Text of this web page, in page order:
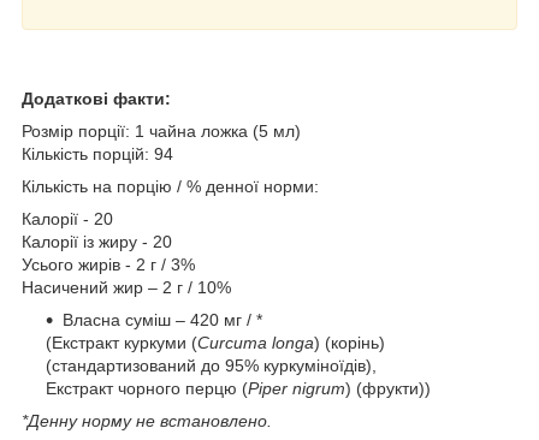
Додаткові факти:
Розмір порції: 1 чайна ложка (5 мл)
Кількість порцій: 94
Кількість на порцію / % денної норми:
Калорії - 20
Калорії із жиру - 20
Усього жирів - 2 г / 3%
Насичений жир – 2 г / 10%
Власна суміш – 420 мг / *
(Екстракт куркуми (Curcuma longa) (корінь)
(стандартизований до 95% куркуміноїдів),
Екстракт чорного перцю (Piper nigrum) (фрукти))
*Денну норму не встановлено.